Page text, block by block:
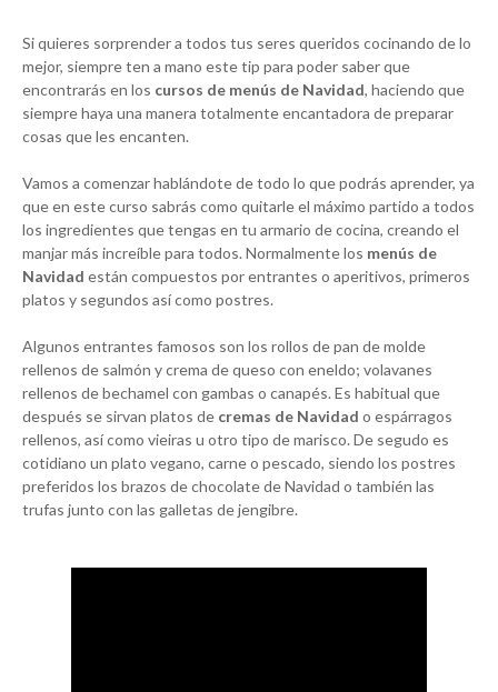
Si quieres sorprender a todos tus seres queridos cocinando de lo
mejor, siempre ten a mano este tip para poder saber que
encontrarás en los cursos de menús de Navidad, haciendo que
siempre haya una manera totalmente encantadora de preparar
cosas que les encanten.
Vamos a comenzar hablándote de todo lo que podrás aprender, ya
que en este curso sabrás como quitarle el máximo partido a todos
los ingredientes que tengas en tu armario de cocina, creando el
manjar más increíble para todos. Normalmente los menús de
Navidad están compuestos por entrantes o aperitivos, primeros
platos y segundos así como postres.
Algunos entrantes famosos son los rollos de pan de molde
rellenos de salmón y crema de queso con eneldo; volavanes
rellenos de bechamel con gambas o canapés. Es habitual que
después se sirvan platos de cremas de Navidad o espárragos
rellenos, así como vieiras u otro tipo de marisco. De segudo es
cotidiano un plato vegano, carne o pescado, siendo los postres
preferidos los brazos de chocolate de Navidad o también las
trufas junto con las galletas de jengibre.